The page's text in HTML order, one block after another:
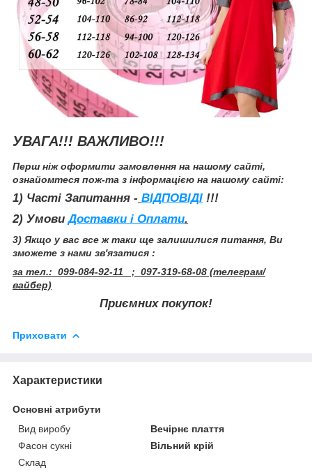
УВАГА!!! ВАЖЛИВО!!!
Перш ніж оформити замовлення на нашому сайті,
ознайомтеся пож-та з інформацією на нашому сайті:
1) Часті Запитання - ВІДПОВІДІ !!!
2) УмовиДоставки і Оплати.
3) Якщо у вас все ж таки ще залишилися питання, Ви
зможете з нами зв'язатися :
за тел.: 099-084-92-11 ; 097-319-68-08 (телеграм/
вайбер)
Приємних покупок!
Приховати
Характеристики
Основні атрибути
Вид виробу
Вечірнє плаття
Фасон сукні
Вільний крій
Склад